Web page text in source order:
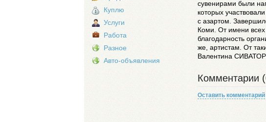
Куплю
Услуги
Работа
Разное
Авто-объявления
сувенирами были
которых
с азартом.
Коми. От имени
благодарность
же, артистам. От
Валентина
Комментарии
Оставить комментарий